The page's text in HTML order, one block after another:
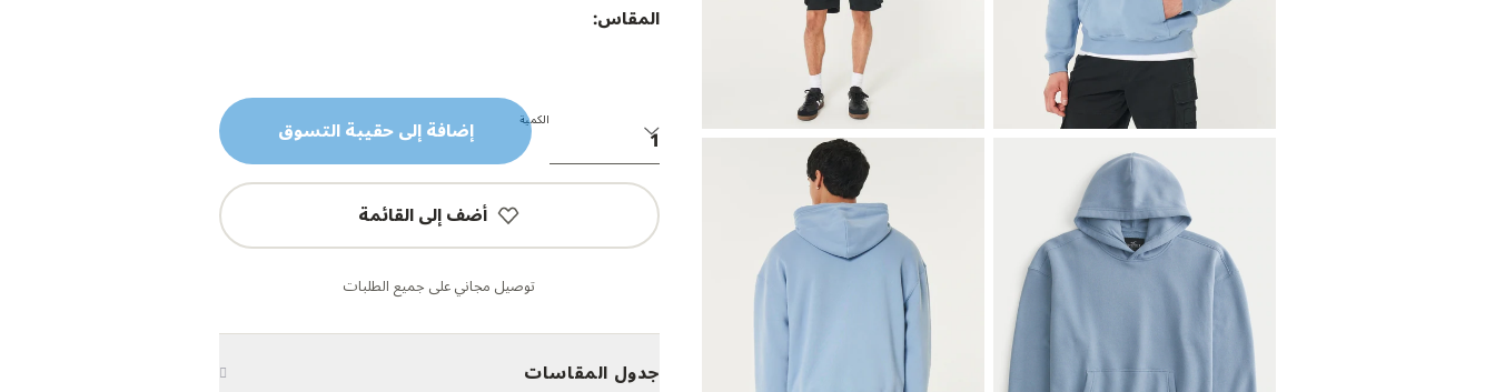
المقاس:
الكمية إضافة إلى حقيبة التسوق
أضف إلى القائمة
توصيل مجاني على جميع الطلبات
جدول المقاسات